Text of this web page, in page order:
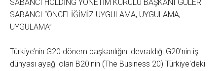
SABANCI HOLDİNG YÖNETİM KURULU BAŞKANI GÜLER
SABANCI “ÖNCELİĞİMİZ UYGULAMA, UYGULAMA,
UYGULAMA”
Türkiye’nin G20 dönem başkanlığını devraldığı G20'nin iş
dünyası ayağı olan B20'nin (The Business 20) Türkiye'deki